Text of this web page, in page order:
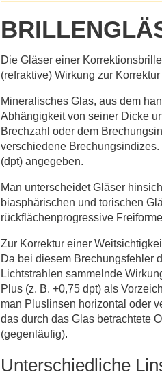
Die Gläser einer
(refraktive) Wirkung zur
Mineralisches Glas, aus dem
Abhängigkeit von seiner Dicke
Brechzahl oder dem
verschiedene
(dpt) angegeben.
Man unterscheidet Gläser
biasphärischen und torischen
rückflächenprogressive
Zur Korrektur einer
Da bei diesem Brechungsfehler
Lichtstrahlen sammelnde
Plus (z. B. +0,75 dpt) als
man Pluslinsen horizontal oder
das durch das Glas betrachtete
(gegenläufig).
Unterschiedliche